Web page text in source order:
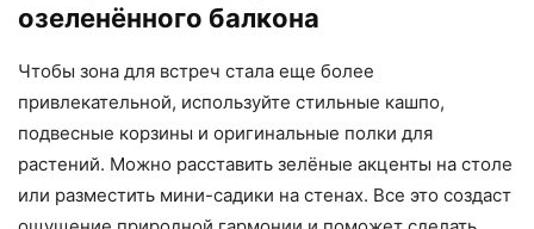
озеленённого балкона
Чтобы зона для встреч стала еще более
привлекательной, используйте стильные кашпо,
подвесные корзины и оригинальные полки для
растений. Можно расставить зелёные акценты на столе
или разместить мини-садики на стенах. Все это создаст